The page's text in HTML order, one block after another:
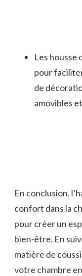
Les housse
pour
de
amovibles
En conclusion,
confort dans la
pour créer un
bien-être. En
matière de
votre chambre